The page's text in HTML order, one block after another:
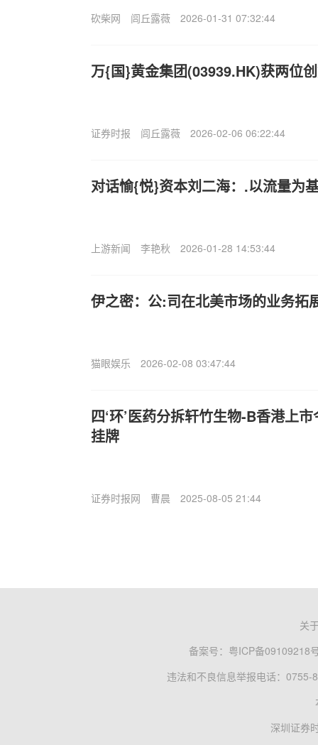
砍柴网 闾丘露薇 2026-01-31 07:32:44
万{国}黄金集团(03939.HK)获两位
证券时报 闾丘露薇 2026-02-06 06:22:44
对话愉{悦}资本刘二海：.以流量为
上游新闻 李艳秋 2026-01-28 14:53:44
伊之密：公:司在北美市场的业务拓
猫眼娱乐 2026-02-08 03:47:44
四‘环’医药分拆轩竹生物-B香港上
挂牌
证券时报网 曹晨 2025-08-05 21:44
关
备案号： 粤ICP备09109218
违法和不良信息举报电话：0755-
深圳证券